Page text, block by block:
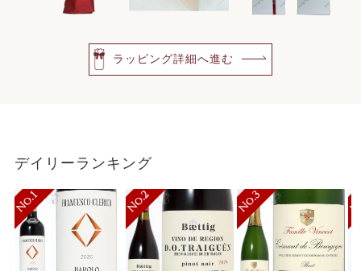
ラッピング詳細へ進む
デイリーランキング